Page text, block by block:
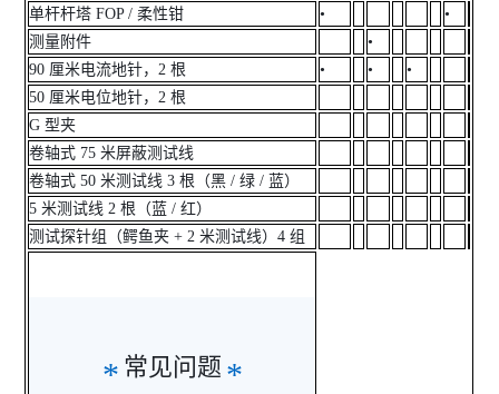
单杆杆塔 FOP / 柔性钳
•
•
测量附件
•
90 厘米电流地针，2 根
• •
•
50 厘米电位地针，2 根
G 型夹
卷轴式 75 米屏蔽测试线
卷轴式 50 米测试线 3 根（黑 / 绿 / 蓝）
5 米测试线 2 根（蓝 / 红）
测试探针组（鳄鱼夹 + 2 米测试线）4 组
* 常见问题 *